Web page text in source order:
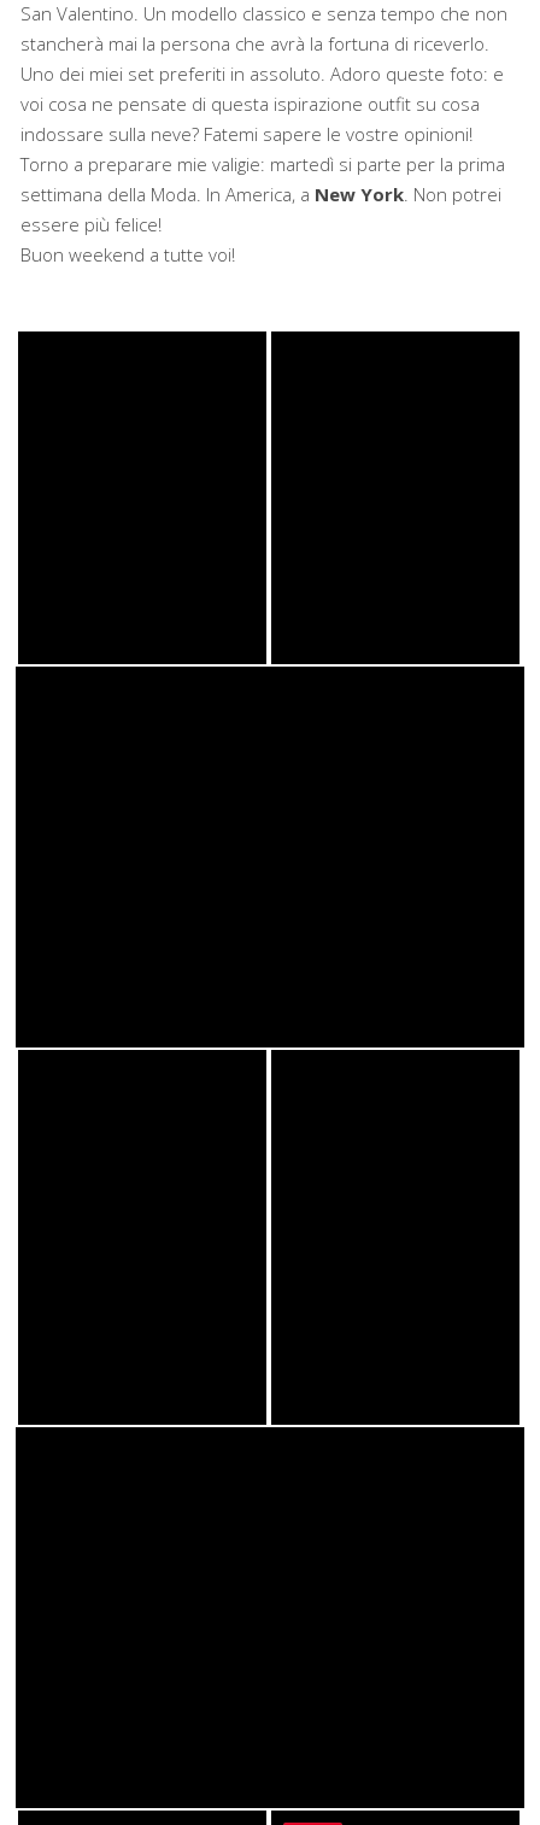
San Valentino. Un modello classico e senza tempo che non
stancherà mai la persona che avrà la fortuna di riceverlo.
Uno dei miei set preferiti in assoluto. Adoro queste foto: e
voi cosa ne pensate di questa ispirazione outfit su cosa
indossare sulla neve? Fatemi sapere le vostre opinioni!
Torno a preparare mie valigie: martedì si parte per la prima
settimana della Moda. In America, a New York. Non potrei
essere più felice!
Buon weekend a tutte voi!